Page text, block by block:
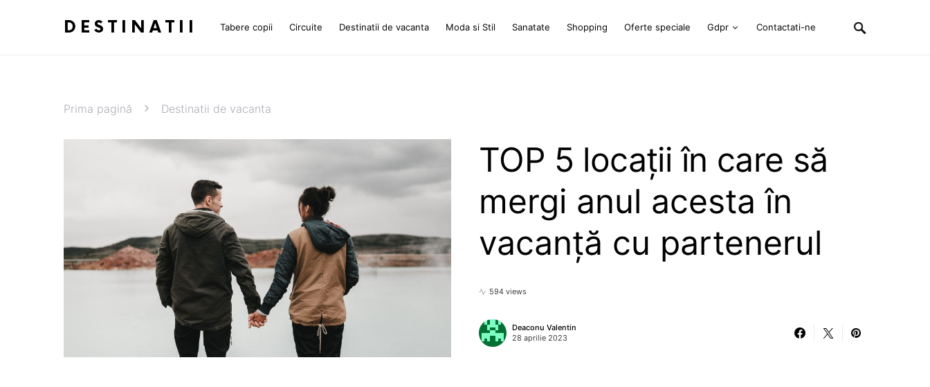
DESTINATII Tabere copii Circuite Destinatii de vacanta Moda si Stil Sanatate Shopping Oferte speciale Gdpr Contactati-ne
Prima pagină Destinatii de vacanta
TOP 5 locații în care să
mergi anul acesta în
vacanță cu partenerul
594 views
Deaconu Valentin
28 aprilie 2023